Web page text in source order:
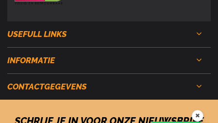
USEFULL LINKS
INFORMATIE
CONTACTGEGEVENS
✖